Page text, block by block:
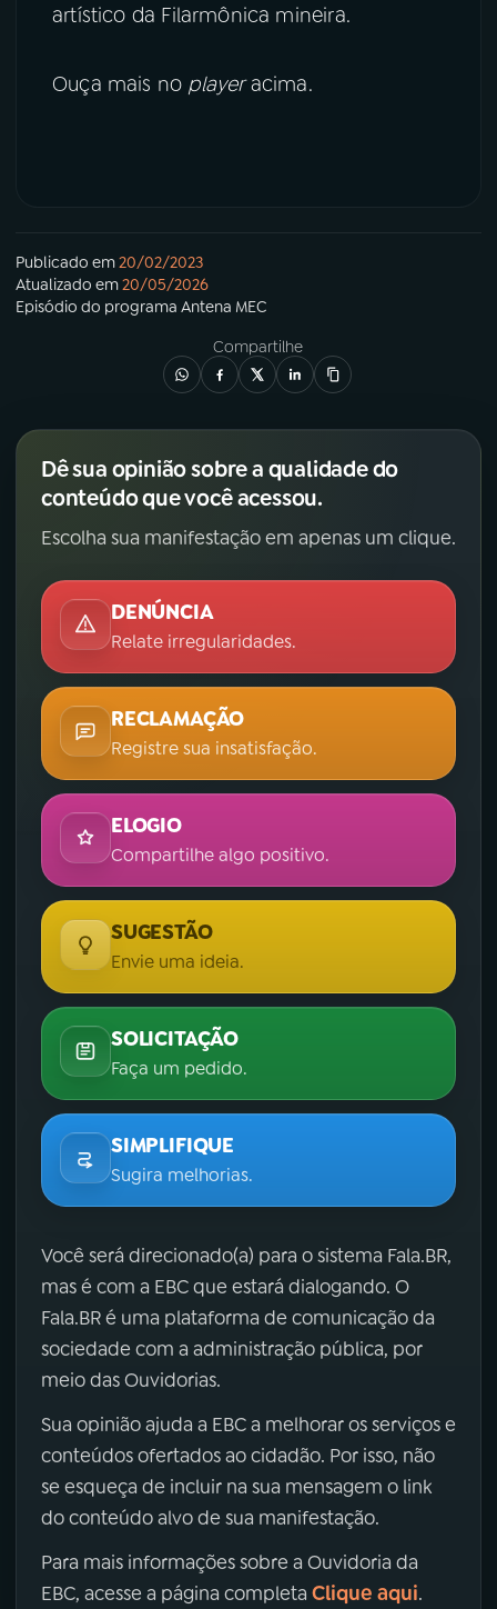
artístico da Filarmônica mineira.
Ouça mais no playeracima.
Publicado em20/02/2023
Atualizado em20/05/2026
Episódio do programa Antena MEC
Compartilhe
Dê sua opinião sobre a qualidade do
conteúdo que você acessou.
Escolha sua manifestação em apenas um clique.
DENÚNCIA
Relate irregularidades.
RECLAMAÇÃO
Registre sua insatisfação.
ELOGIO
Compartilhe algo positivo.
SUGESTÃO
Envie uma ideia.
SOLICITAÇÃO
Faça um pedido.
SIMPLIFIQUE
Sugira melhorias.
Você será direcionado(a) para o sistema Fala.BR,
mas é com a EBC que estará dialogando. O
Fala.BR é uma plataforma de comunicação da
sociedade com a administração pública, por
meio das Ouvidorias.
Sua opinião ajuda a EBC a melhorar os serviços e
conteúdos ofertados ao cidadão. Por isso, não
se esqueça de incluir na sua mensagem o link
do conteúdo alvo de sua manifestação.
Para mais informações sobre a Ouvidoria da
EBC, acesse a página completa Clique aqui.